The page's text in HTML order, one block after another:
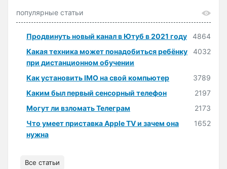
популярные статьи
Продвинуть новый канал в Ютуб в 2021 году
4864
Какая техника может понадобиться ребёнку
при дистанционном обучении
4032
Как установить IMO на свой компьютер
3789
Каким был первый сенсорный телефон
2197
Могут ли взломать Телеграм
2173
Что умеет приставка Apple TV и зачем она
нужна
1652
Все статьи